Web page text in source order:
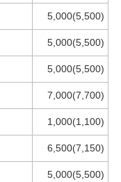
5,000(5,500)
5,000(5,500)
5,000(5,500)
7,000(7,700)
1,000(1,100)
6,500(7,150)
5,000(5,500)